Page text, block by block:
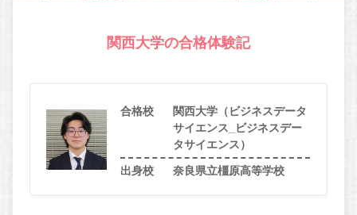
関西大学の合格体験記
合格校
関西大学（ビジネスデータ
サイエンス_ビジネスデー
タサイエンス）
出身校 奈良県立橿原高等学校